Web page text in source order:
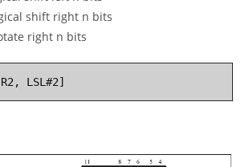
shift right n bits
right n bits
LSL#2]